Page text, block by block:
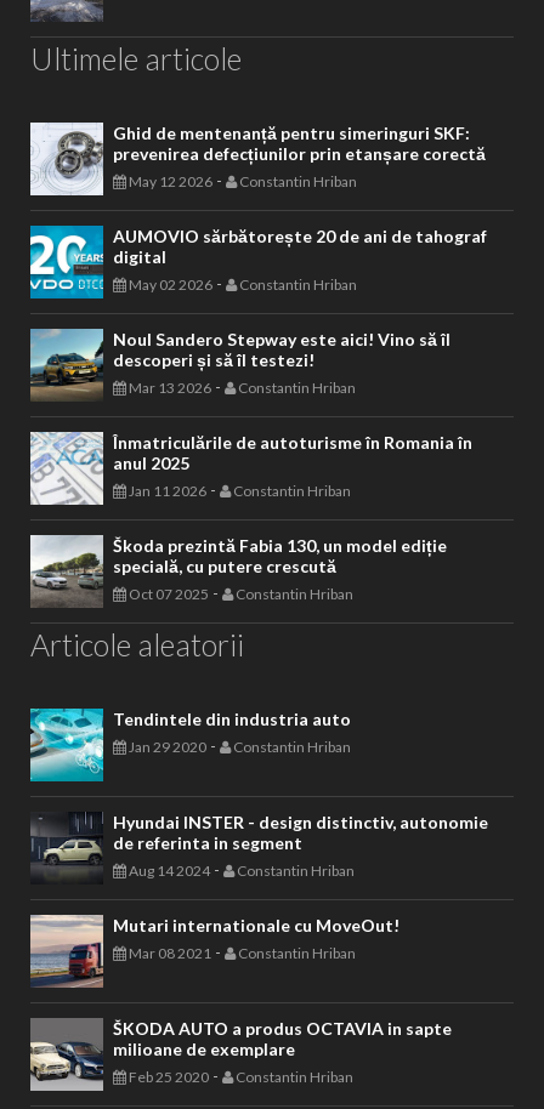
Ultimele articole
Ghid de mentenanță pentru simeringuri SKF:
prevenirea defecțiunilor prin etanșare corectă
May 12 2026 - Constantin Hriban
AUMOVIO sărbătorește 20 de ani de tahograf
digital
May 02 2026 - Constantin Hriban
Noul Sandero Stepway este aici! Vino să îl
descoperi și să îl testezi!
Mar 13 2026 - Constantin Hriban
Înmatriculările de autoturisme în Romania în
anul 2025
Jan 11 2026 - Constantin Hriban
Škoda prezintă Fabia 130, un model ediție
specială, cu putere crescută
Oct 07 2025 - Constantin Hriban
Articole aleatorii
Tendintele din industria auto
Jan 29 2020 - Constantin Hriban
Hyundai INSTER - design distinctiv, autonomie
de referinta in segment
Aug 14 2024- Constantin Hriban
Mutari internationale cu MoveOut!
Mar 08 2021 - Constantin Hriban
ŠKODA AUTO a produs OCTAVIA in sapte
milioane de exemplare
Feb 25 2020 - Constantin Hriban